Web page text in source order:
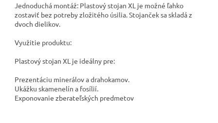
Jednoduchá montáž: Plastový stojan XL je možné ľahko
zostaviť bez potreby zložitého úsilia. Stojanček sa skladá z
dvoch dielikov.
Využitie produktu:
Plastový stojan XL je ideálny pre:
Prezentáciu minerálov a drahokamov.
Ukážku skamenelín a fosílií.
Exponovanie zberateľských predmetov